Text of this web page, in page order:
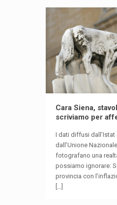
Cara Siena,
scriviamo per
I dati diffusi dall’Istat
dall’Unione
fotografano una
possiamo ignorare:
provincia con